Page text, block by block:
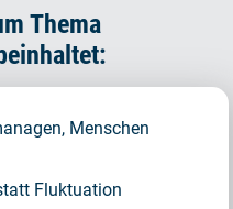
Thema
Menschen
Fluktuation